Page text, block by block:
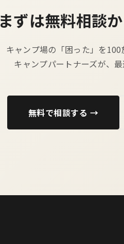
まずは無料相談
キャンプ場の「困った」を
キャンプパートナーズが、
無料で相談する →